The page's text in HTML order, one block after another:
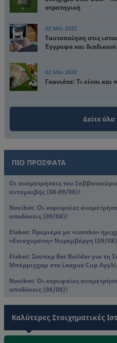
στρατηγική
02 Μάι 2022
Ταυτοποίηση στις
Έγγραφα και
02 Μάι 2022
Γκανιότα: Τι είναι
Δείτε
ΠΙΟ ΠΡΟΣΦΑΤΑ
Οι αναμετρήσεις του
ανταμοιβής (08-09/08)!
Novibet: Oι κορυφαίες
αποδόσεις (09/08)!
Elabet: Πρεμιέρα με «combo»
«Ενισχυμένη» Νυρεμβέργη (09/08)
Elabet: Σούπερ Bet Builder για τη
Μπέρμιγχαμ στο League Cup
Novibet: Oι κορυφαίες
αποδόσεις (08/08)!
Καλύτερες Στοιχηματικές